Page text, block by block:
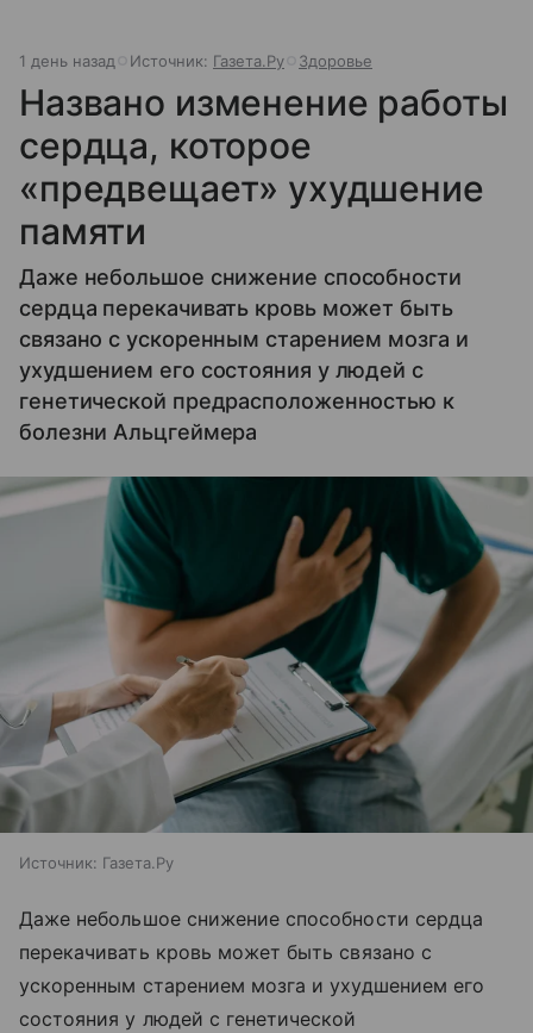
1 день назад Источник: Газета.Ру Здоровье
Названо изменение работы
сердца, которое
«предвещает» ухудшение
памяти
Даже небольшое снижение способности
сердца перекачивать кровь может быть
связано с ускоренным старением мозга и
ухудшением его состояния у людей с
генетической предрасположенностью к
болезни Альцгеймера
Источник: Газета.Ру
Даже небольшое снижение способности сердца
перекачивать кровь может быть связано с
ускоренным старением мозга и ухудшением его
состояния у людей с генетической